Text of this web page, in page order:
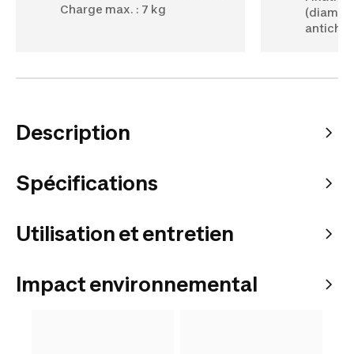
Charge max. : 7 kg
(diam. :
Description
Spécifications
Utilisation et entretien
Impact environnemental